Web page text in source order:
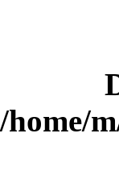
/home/